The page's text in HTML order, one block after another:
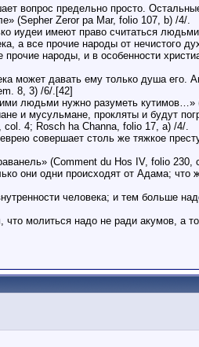
вопрос предельно просто.
(Sepher Zeror pa Mar, folio 107, b) /4/.
иудеи имеют право считаться
а все прочие народы от нечистого
народы, и в особенности
может давать ему только душа его.
8, 3) /6/.[42]
людьми нужно разуметь кутимов…»
и мусульмане, прокляты и будут
4; Rosch ha Channa, folio 17, a) /4/.
совершает столь же тяжкое
(Comment du Hos IV, folio 230,
они одни происходят от Адама;
человека; и тем больше
молиться надо не ради акумов, а